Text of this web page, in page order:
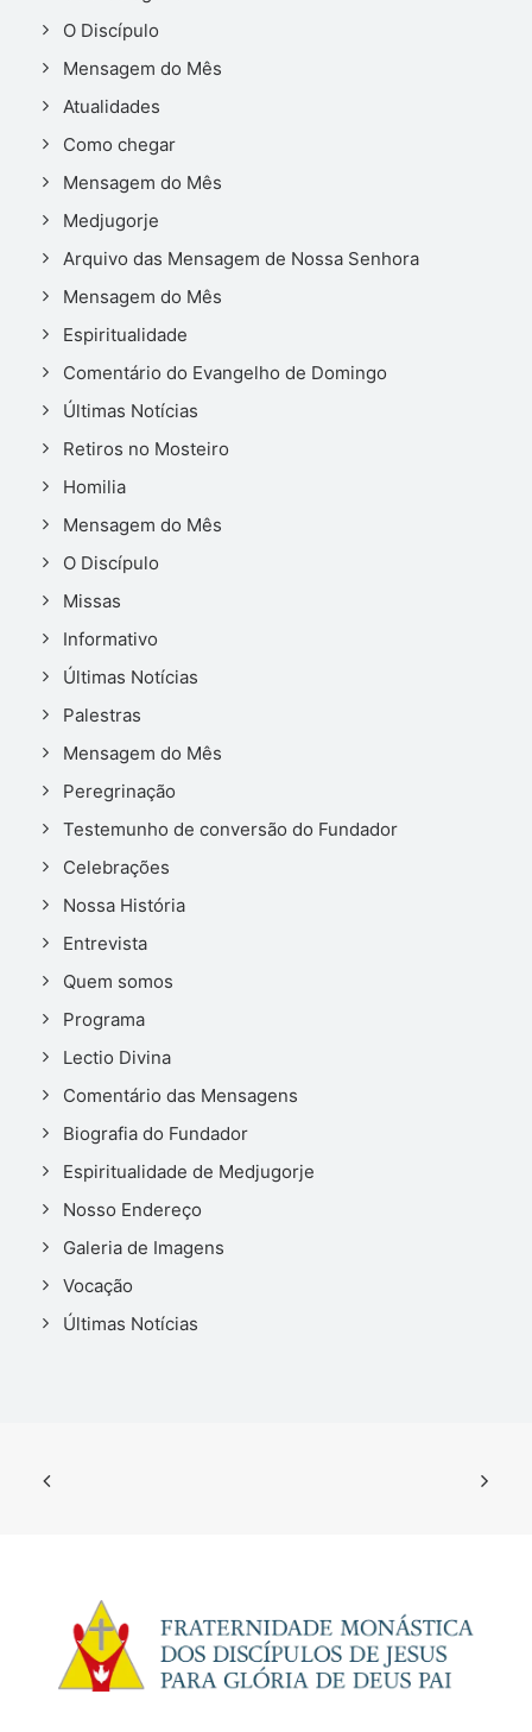
O Discípulo
Mensagem do Mês
Atualidades
Como chegar
Mensagem do Mês
Medjugorje
Arquivo das Mensagem de Nossa Senhora
Mensagem do Mês
Espiritualidade
Comentário do Evangelho de Domingo
Últimas Notícias
Retiros no Mosteiro
Homilia
Mensagem do Mês
O Discípulo
Missas
Informativo
Últimas Notícias
Palestras
Mensagem do Mês
Peregrinação
Testemunho de conversão do Fundador
Celebrações
Nossa História
Entrevista
Quem somos
Programa
Lectio Divina
Comentário das Mensagens
Biografia do Fundador
Espiritualidade de Medjugorje
Nosso Endereço
Galeria de Imagens
Vocação
Últimas Notícias